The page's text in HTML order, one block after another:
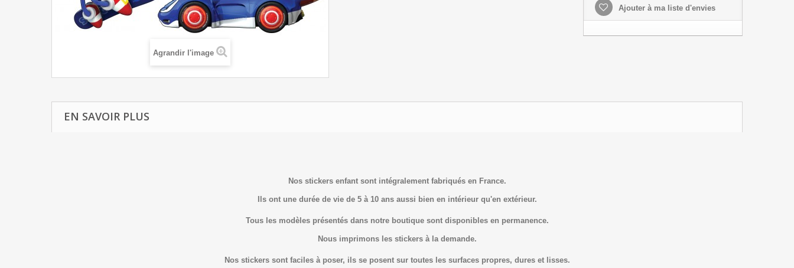
Agrandir l'image
Ajouter à ma liste d'envies
EN SAVOIR PLUS
Nos stickers enfant sont intégralement fabriqués en France.
Ils ont une durée de vie de 5 à 10 ans aussi bien en intérieur qu'en extérieur.
Tous les modèles présentés dans notre boutique sont disponibles en permanence.
Nous imprimons les stickers à la demande.
Nos stickers sont faciles à poser, ils se posent sur toutes les surfaces propres, dures et lisses.